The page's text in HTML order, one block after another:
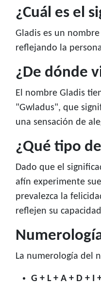
¿Cuál es el
Gladis es un
reflejando la
¿De dónde
El nombre Gladis
"Gwladus", que
una sensación de
¿Qué tipo
Dado que el
afín experimente
prevalezca la
reflejen su
La numerología del
G + L + A + D + I